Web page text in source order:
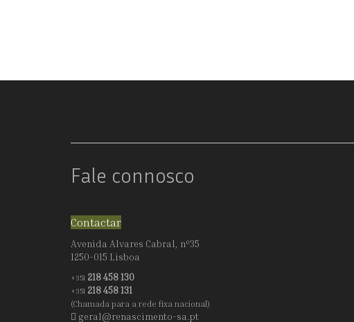
Fale connosco
Contactar
Avenida Alvares Cabral, nº35
1250-015 Lisboa
+351 218 458 130
+351 218 458 131
(Chamada para a rede fixa nacional)
geral@renascimento-sa.pt